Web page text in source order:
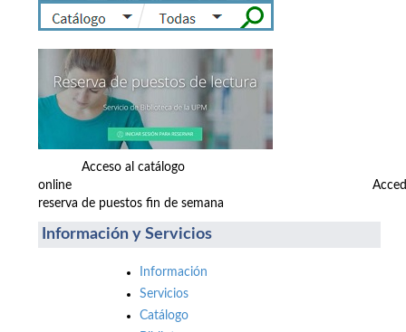
Acceso al catálogo
online
reserva de puestos fin de semana
Información y Servicios
Información
Servicios
Catálogo